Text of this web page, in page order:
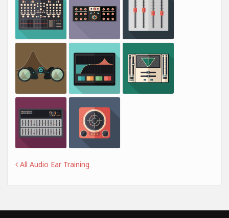
All Audio Ear Training